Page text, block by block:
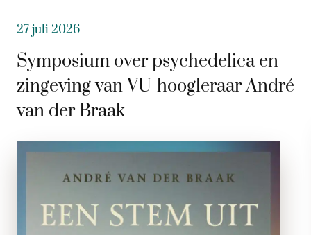
27 juli 2026
Symposium over psychedelica en
zingeving van VU-hoogleraar André
van der Braak